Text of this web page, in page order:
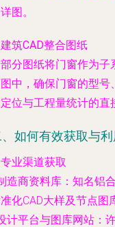
图。
筑CAD整合图纸
分图纸将门窗作为
中，确保门窗的型
位与工程量统计的直
如何有效获取与
业渠道获取
造商资料库 ：知名铝
化CAD大样及节点图
计平台与图库网站 ：